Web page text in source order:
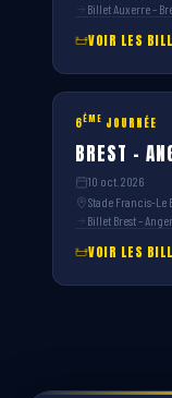
Billet Auxerre –
VOIR LES
6ÈME JOURNÉE
BREST –
10 oct. 2026
Stade Francis-Le
Billet Brest –
VOIR LES